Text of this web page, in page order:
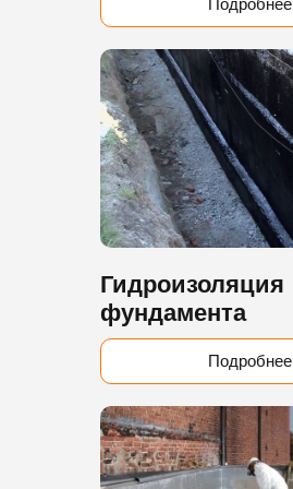
Гидроизоляция
фундамента
Подробнее